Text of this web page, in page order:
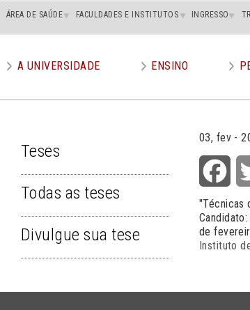
Main
superior
ÁREA DE SAÚDE FACULDADES E INSTITUTOS INGRESSO
A UNIVERSIDADE ENSINO
TESES
Teses
Todas as teses
Divulgue sua tese
03, fev -
"Técnicas
de
Instituto